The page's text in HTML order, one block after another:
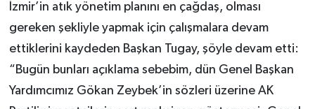
İzmir’in atık yönetim planını en çağdaş, olması
gereken şekliyle yapmak için çalışmalara devam
ettiklerini kaydeden Başkan Tugay, şöyle devam etti:
“Bugün bunları açıklama sebebim, dün Genel Başkan
Yardımcımız Gökan Zeybek’in sözleri üzerine AK